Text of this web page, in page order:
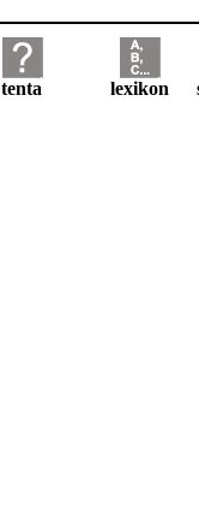
tenta lexikon